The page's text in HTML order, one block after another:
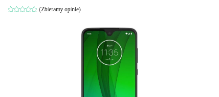
(Zbieramy opinie)